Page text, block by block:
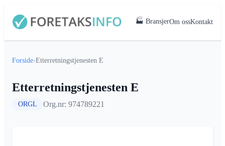
🏭 BransjerOm ossKontakt
Forside›Etterretningstjenesten E
Etterretningstjenesten E
ORGL Org.nr: 974789221